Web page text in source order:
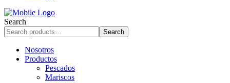
Search
Search
Nosotros
Productos
Pescados
Mariscos